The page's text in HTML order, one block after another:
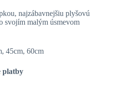
najzábavnejšiu plyšovú
svojím malým úsmevom
45cm, 60cm
platby